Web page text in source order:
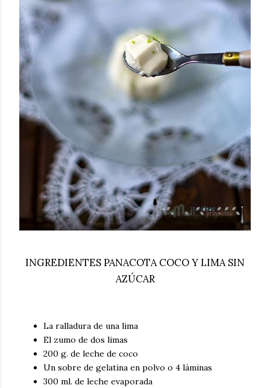
INGREDIENTES PANACOTA COCO Y LIMA SIN
AZÚCAR
La ralladura de una lima
El zumo de dos limas
200 g. de leche de coco
Un sobre de gelatina en polvo o 4 láminas
300 ml. de leche evaporada